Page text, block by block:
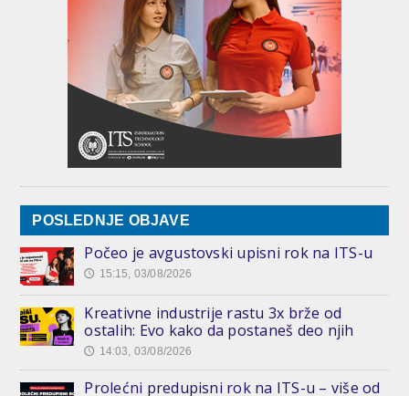
POSLEDNJE OBJAVE
Počeo je avgustovski upisni rok na ITS-u
🕔 15:15, 03/08/2026
Kreativne industrije rastu 3x brže od
ostalih: Evo kako da postaneš deo njih
🕔 14:03, 03/08/2026
Prolećni predupisni rok na ITS-u – više od